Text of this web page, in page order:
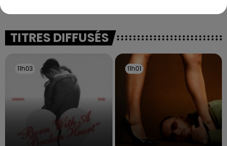
reconnu sa responsabilité et présenté ses
excuses.
TITRES DIFFUSÉS
11h03
11h03 11h01
11h01